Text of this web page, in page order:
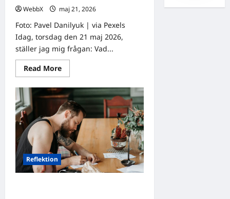
WebbX
maj 21, 2026
Foto: Pavel Danilyuk | via Pexels
Idag, torsdag den 21 maj 2026,
ställer jag mig frågan: Vad...
Read MoreRead
more
Dagens
tanke:
Att
ifrågasätta
det
självklara
Reflektion